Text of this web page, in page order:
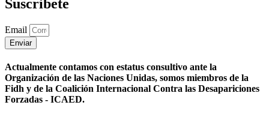
Suscribete
Email
Enviar
Actualmente contamos con estatus consultivo ante la
Organización de las Naciones Unidas, somos miembros de la
Fidh y de la Coalición Internacional Contra las Desapariciones
Forzadas - ICAED.